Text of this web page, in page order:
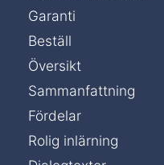
Garanti
Beställ
Översikt
Sammanfattning
Fördelar
Rolig inlärning